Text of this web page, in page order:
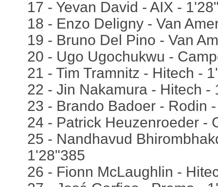
17 - Yevan David - AIX -
18 - Enzo Deligny - Van
19 - Bruno Del Pino - Van
20 - Ugo Ugochukwu -
21 - Tim Tramnitz - Hitech -
22 - Jin Nakamura - Hitech -
23 - Brando Badoer - Rodin
24 - Patrick Heuzenroeder -
25 - Nandhavud
1'28"385
26 - Fionn McLaughlin -